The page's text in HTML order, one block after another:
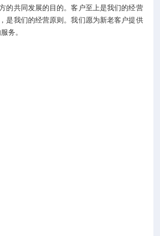
的共同发展的目的。客户至上是我们的经营
是我们的经营原则。我们愿为新老客户提供
务。